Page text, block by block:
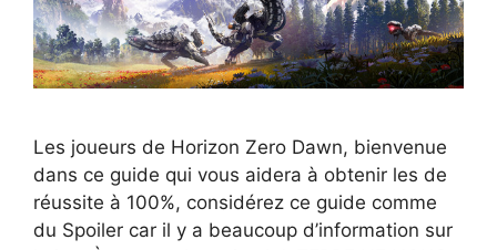
Les joueurs de Horizon Zero Dawn, bienvenue
dans ce guide qui vous aidera à obtenir les de
réussite à 100%, considérez ce guide comme
du Spoiler car il y a beaucoup d’information sur